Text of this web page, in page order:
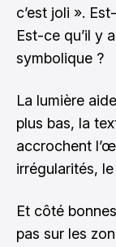
c’est joli ».
Est-ce qu’il y
symbolique ?
La lumière
plus bas, la
accrochent
irrégularités,
Et côté
pas sur les